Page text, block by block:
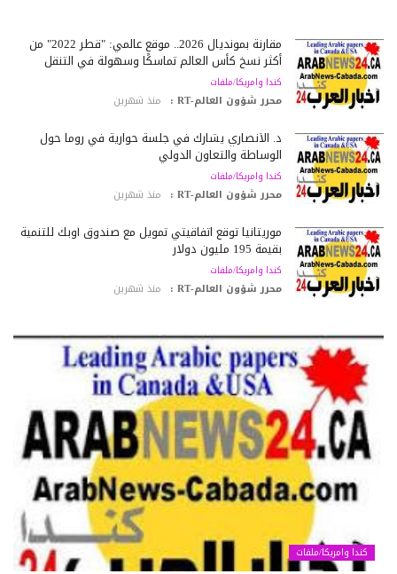
مقارنة بمونديال 2026.. موقع عالمي: "قطر 2022" من
أكثر نسخ كأس العالم تماسكًا وسهولة في التنقل
كندا وامريكا/ملفات
محرر شؤون العالم-RT : منذ شهرين
د. الأنصاري يشارك في جلسة حوارية في روما حول
الوساطة والتعاون الدولي
كندا وامريكا/ملفات
محرر شؤون العالم-RT : منذ شهرين
موريتانيا توقع اتفاقيتي تمويل مع صندوق أوبك للتنمية
بقيمة 195 مليون دولار
كندا وامريكا/ملفات
محرر شؤون العالم-RT : منذ شهرين
كندا وامريكا/ملفات